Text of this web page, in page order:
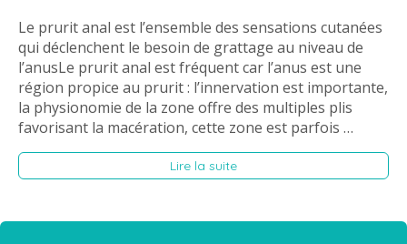
Le prurit anal est l’ensemble des sensations cutanées
qui déclenchent le besoin de grattage au niveau de
l’anusLe prurit anal est fréquent car l’anus est une
région propice au prurit : l’innervation est importante,
la physionomie de la zone offre des multiples plis
favorisant la macération, cette zone est parfois …
Lire la suite